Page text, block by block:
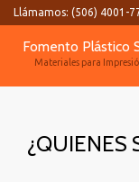
Llámamos: (506) 4001-
Fomento Plástico
Materiales para
¿QUIENES